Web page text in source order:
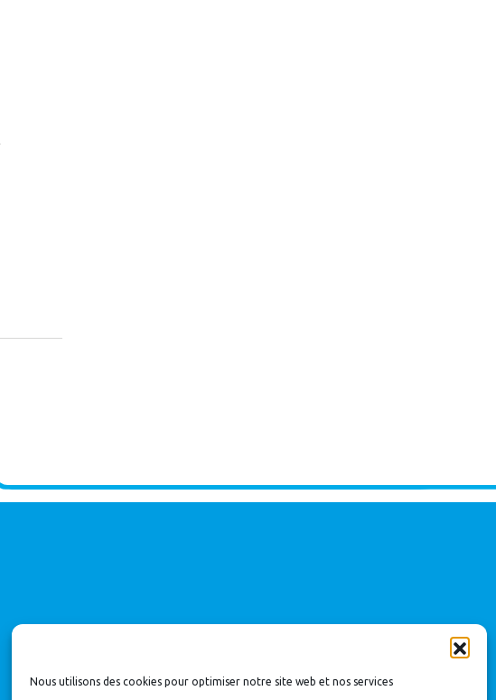
Nous utilisons des cookies pour optimiser notre site web et nos services